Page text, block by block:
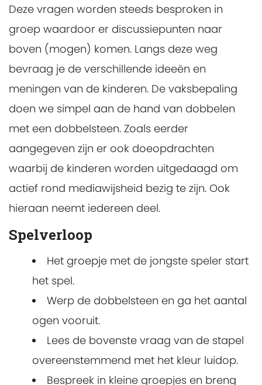
Deze vragen worden steeds besproken in
groep waardoor er discussiepunten naar
boven (mogen) komen. Langs deze weg
bevraag je de verschillende ideeën en
meningen van de kinderen. De vaksbepaling
doen we simpel aan de hand van dobbelen
met een dobbelsteen. Zoals eerder
aangegeven zijn er ook doeopdrachten
waarbij de kinderen worden uitgedaagd om
actief rond mediawijsheid bezig te zijn. Ook
hieraan neemt iedereen deel.
Spelverloop
Het groepje met de jongste speler start
het spel.
Werp de dobbelsteen en ga het aantal
ogen vooruit.
Lees de bovenste vraag van de stapel
overeenstemmend met het kleur luidop.
Bespreek in kleine groepjes en breng